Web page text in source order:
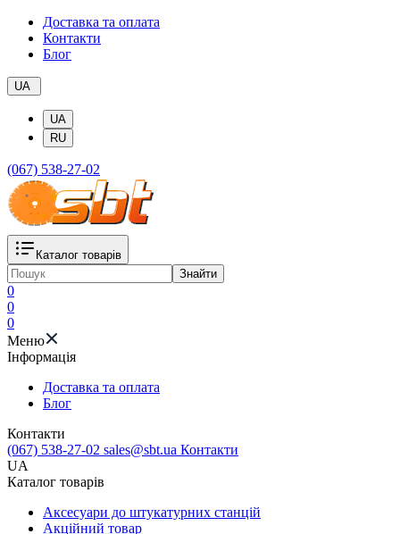
Доставка та оплата
Контакти
Блог
UA
UA
RU
(067) 538-27-02
Каталог товарів
Знайти
0
0
0
Меню
Iнформація
Доставка та оплата
Блог
Контакти
(067) 538-27-02 sales@sbt.ua Контакти
UA
Каталог товарів
Аксесуари до штукатурних станцій
Акційний товар